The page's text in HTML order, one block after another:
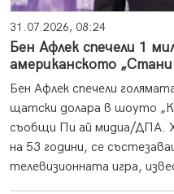
31.07.2026, 08:24
Бен Афлек спечели 1
американското
Бен Афлек спечели
щатски долара в шоуто
съобщи Пи ай мидиа/ДПА.
на 53 години, се
телевизионната игра,